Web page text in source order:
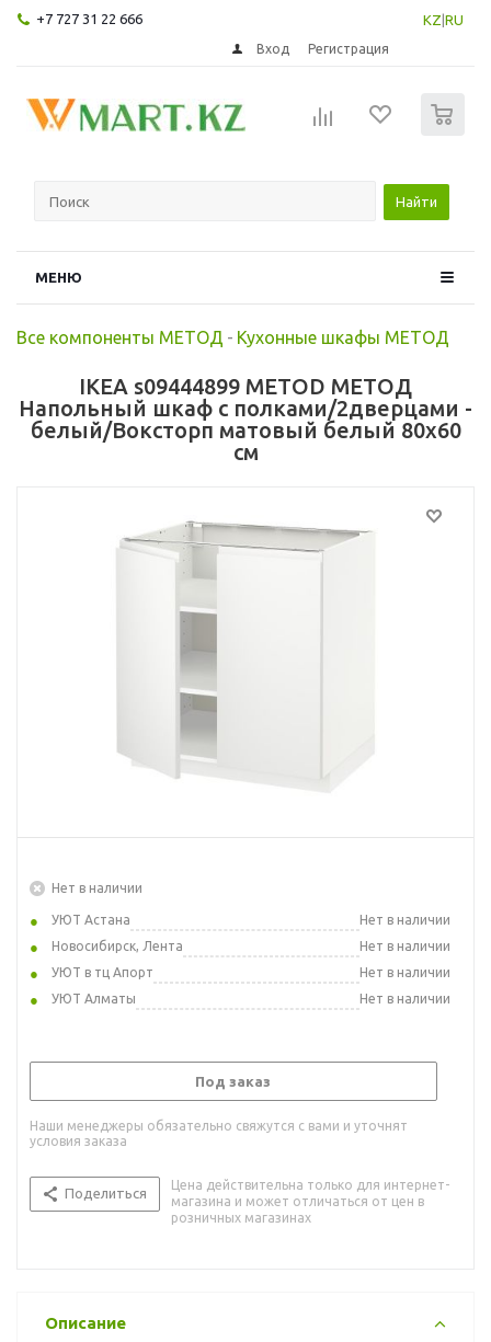
+7 727 31 22 666 KZ RU
Вход Регистрация
Найти
МЕНЮ
Все компоненты МЕТОД - Кухонные шкафы МЕТОД
IKEA s09444899 METOD МЕТОД
Напольный шкаф с полками/2дверцами -
белый/Воксторп матовый белый 80x60
см
Нет в наличии
УЮТ Астана
Нет в наличии
Новосибирск, Лента
Нет в наличии
УЮТ в тц Апорт
Нет в наличии
УЮТ Алматы
Нет в наличии
Под заказ
Наши менеджеры обязательно свяжутся с вами и уточнят
условия заказа
Поделиться
Цена действительна только для интернет-
магазина и может отличаться от цен в
розничных магазинах
Описание